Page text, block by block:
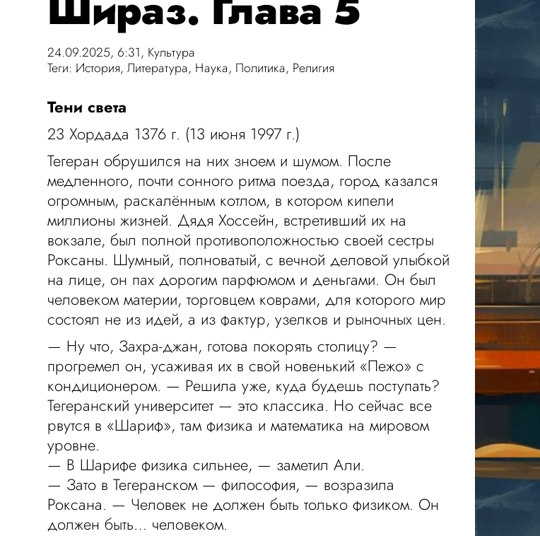
24.09.2025, 6:31, Культура
Теги: История,Литература, Наука, Политика, Религия
Тени света
23 Хордада 1376 г. (13 июня 1997 г.)
Тегеран обрушился на них зноем и шумом. После
медленного, почти сонного ритма поезда, город казался
огромным, раскалённым котлом, в котором кипели
миллионы жизней. Дядя Хоссейн, встретивший их на
вокзале, был полной противоположностью своей сестры
Роксаны. Шумный, полноватый, с вечной деловой улыбкой
на лице, он пах дорогим парфюмом и деньгами. Он был
человеком материи, торговцем коврами, для которого мир
состоял не из идей, а из фактур, узелков и рыночных цен.
— Ну что, Захра-джан, готова покорять столицу? —
прогремел он, усаживая их в свой новенький «Пежо» с
кондиционером. — Решила уже, куда будешь поступать?
Тегеранский университет — это классика. Но сейчас все
рвутся в «Шариф», там физика и математика на мировом
уровне.
— В Шарифе физика сильнее, — заметил Али.
— Зато в Тегеранском — философия, — возразила
Роксана. — Человек не должен быть только физиком. Он
должен быть… человеком.